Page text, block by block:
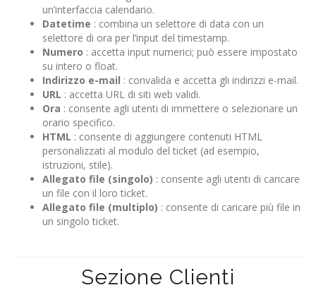
un’interfaccia calendario.
Datetime : combina un selettore di data con un
selettore di ora per l’input del timestamp.
Numero : accetta input numerici; può essere impostato
su intero o float.
Indirizzo e-mail : convalida e accetta gli indirizzi e-mail.
URL : accetta URL di siti web validi.
Ora : consente agli utenti di immettere o selezionare un
orario specifico.
HTML : consente di aggiungere contenuti HTML
personalizzati al modulo del ticket (ad esempio,
istruzioni, stile).
Allegato file (singolo) : consente agli utenti di caricare
un file con il loro ticket.
Allegato file (multiplo) : consente di caricare più file in
un singolo ticket.
Sezione Clienti